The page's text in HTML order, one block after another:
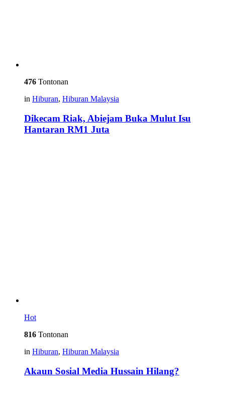
476 Tontonan
in Hiburan, Hiburan Malaysia
Dikecam Riak, Abiejam Buka Mulut Isu
Hantaran RM1 Juta
Hot
816 Tontonan
in Hiburan, Hiburan Malaysia
Akaun Sosial Media Hussain Hilang?